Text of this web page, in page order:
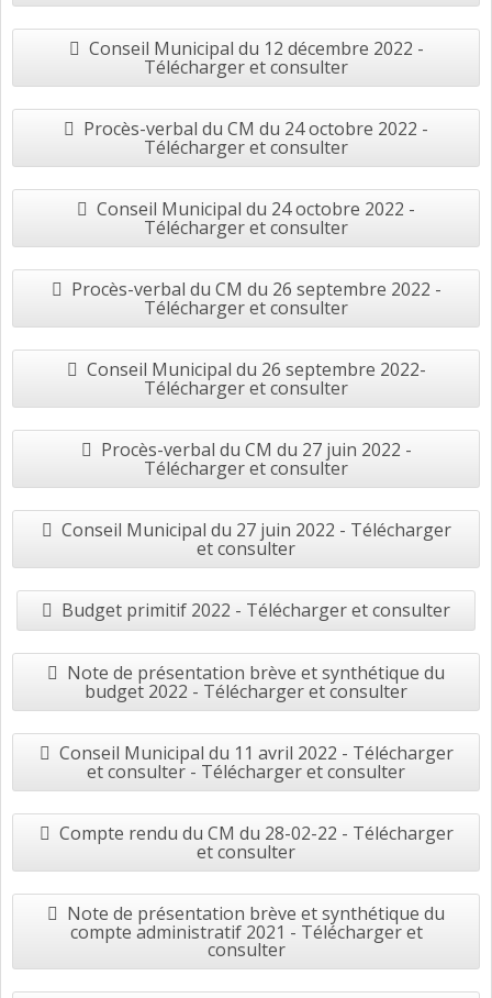
Conseil Municipal du 12 décembre 2022 -
Télécharger et consulter
Procès-verbal du CM du 24 octobre 2022 -
Télécharger et consulter
Conseil Municipal du 24 octobre 2022 -
Télécharger et consulter
Procès-verbal du CM du 26 septembre 2022 -
Télécharger et consulter
Conseil Municipal du 26 septembre 2022-
Télécharger et consulter
Procès-verbal du CM du 27 juin 2022 -
Télécharger et consulter
Conseil Municipal du 27 juin 2022 - Télécharger
et consulter
Budget primitif 2022 - Télécharger et consulter
Note de présentation brève et synthétique du
budget 2022 - Télécharger et consulter
Conseil Municipal du 11 avril 2022 - Télécharger
et consulter - Télécharger et consulter
Compte rendu du CM du 28-02-22 - Télécharger
et consulter
Note de présentation brève et synthétique du
compte administratif 2021 - Télécharger et
consulter